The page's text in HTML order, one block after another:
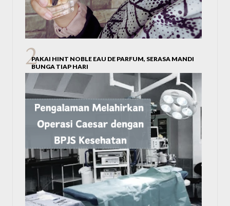
PAKAI HINT NOBLE EAU DE PARFUM, SERASA MANDI
BUNGA TIAP HARI